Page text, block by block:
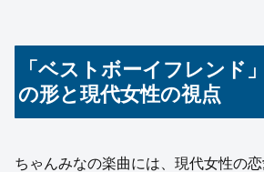
「ベストボーイフレンド
の形と現代女性の視点
ちゃんみなの楽曲には、現代女性の